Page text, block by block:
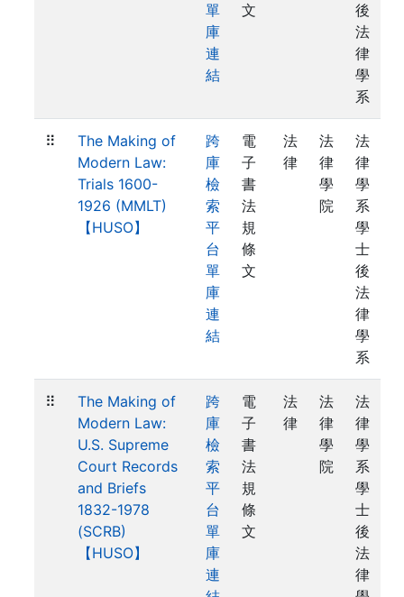
單
庫
連
結
文
後
法
律
學
系
⠿
The Making of
Modern Law:
Trials 1600-
1926 (MMLT)
【HUSO】
跨
庫
檢
索
平
台
單
庫
連
結
電
子
書
法
規
條
文
法
律
法
律
學
院
法
律
學
系
學
士
後
法
律
學
系
⠿
The Making of
Modern Law:
U.S. Supreme
Court Records
and Briefs
1832-1978
(SCRB)
【HUSO】
跨
庫
檢
索
平
台
單
庫
連
電
子
書
法
規
條
文
法
律
法
律
學
院
法
律
學
系
學
士
後
法
律